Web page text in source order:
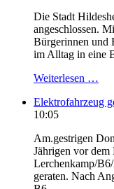
Die Stadt
angeschlossen.
Bürgerinnen und
im Alltag in eine
Weiterlesen …
Elektrofahrzeug
10:05
Am.gestrigen
Jährigen vor dem
Lerchenkamp/
geraten. Nach